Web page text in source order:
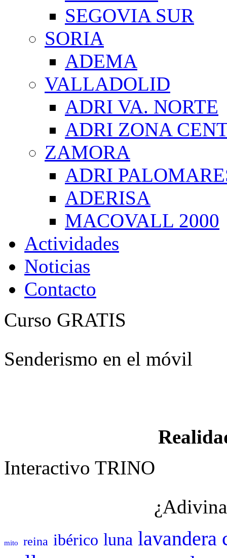
SEGOVIA SUR
SORIA
ADEMA
VALLADOLID
ADRI VA. NORTE
ADRI ZONA
ZAMORA
ADRI
ADERISA
MACOVALL 2000
Actividades
Noticias
Contacto
Curso GRATIS
Senderismo en el móvil
Interactivo TRINO
mito reina ibérico luna lavandera